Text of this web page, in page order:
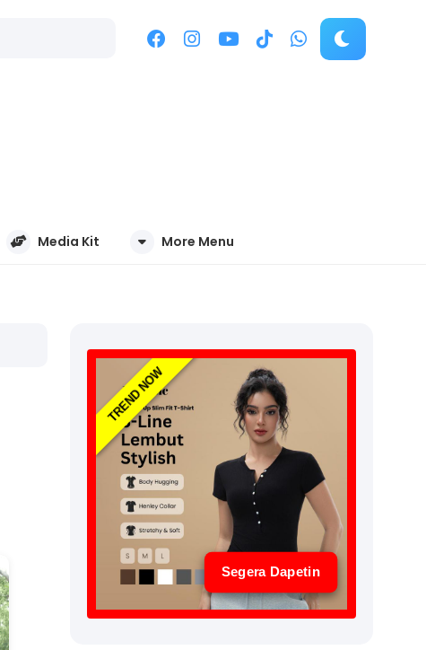
Media Kit More Menu
TREND NOW
Segera Dapetin